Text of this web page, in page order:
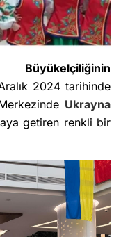
2024 tarihinde
Ukrayna
getiren renkli bir